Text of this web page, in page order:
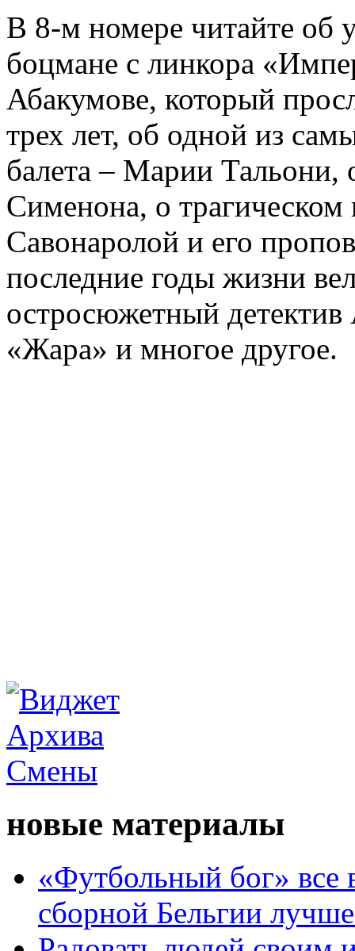
В 8-м номере читайте об
боцмане с линкора
Абакумове, который
трех лет, об одной из
балета – Марии
Сименона, о трагическом
Савонаролой и его
последние годы жизни
остросюжетный детектив
«Жара» и многое другое.
новые материалы
«Футбольный бог» все
сборной Бельгии